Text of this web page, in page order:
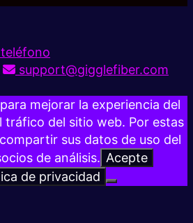
support@gigglefiber.com
mejorar la experiencia del
tráfico del sitio web. Por estas
sus datos de uso del
de análisis. Acepte
de privacidad